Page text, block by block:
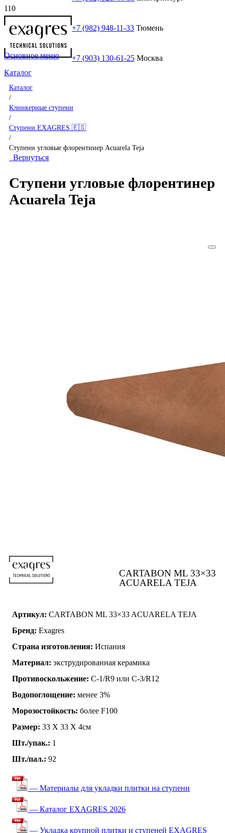
+7 (982) 948-11-33 Тюмень
+7 (903) 130-61-25 Москва
Основное меню
Каталог
Каталог
/
Клинкерные ступени
/
Ступени EXAGRES 🇪🇸
/
Ступени угловые флорентинер Acuarela Teja
Вернуться
Ступени угловые флорентинер
Acuarela Teja
CARTABON ML 33×33
ACUARELA TEJA
Артикул: CARTABON ML 33×33 ACUARELA TEJA
Бренд: Exagres
Страна изготовления: Испания
Материал: экструдированная керамика
Противоскольжение: C-1/R9 или C-3/R12
Водопоглощение: менее 3%
Морозостойкость: более F100
Размер: 33 Х 33 Х 4см
Шт./упак.: 1
Шт./пал.: 92
— Материалы для укладки плитки на ступени
— Каталог EXAGRES 2026
— Укладка крупной плитки и ступеней EXAGRES